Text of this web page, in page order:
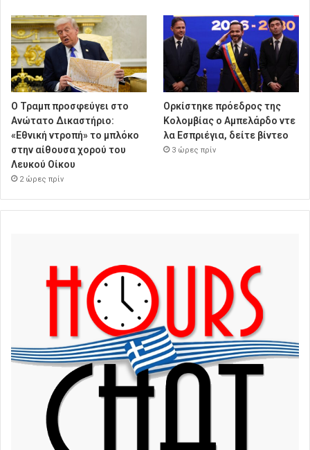
Ο Τραμπ προσφεύγει στο
Ανώτατο Δικαστήριο:
«Εθνική ντροπή» το μπλόκο
στην αίθουσα χορού του
Λευκού Οίκου
2 ώρες πρίν
Ορκίστηκε πρόεδρος της
Κολομβίας ο Αμπελάρδο ντε
λα Εσπριέγια, δείτε βίντεο
3 ώρες πρίν